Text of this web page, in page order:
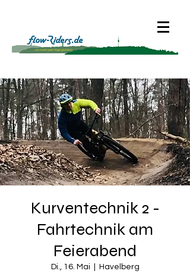
Kurventechnik 2 -
Fahrtechnik am
Feierabend
Di., 16. Mai Havelberg